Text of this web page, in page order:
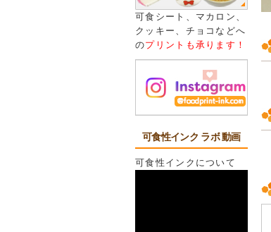
可食シート、マカロン、
クッキー、チョコなどへ
のプリントも承ります！
可食性インク ラボ 動画
可食性インクについて